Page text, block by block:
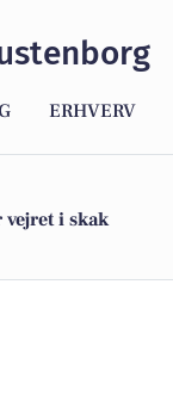
ERHVERV
i skak